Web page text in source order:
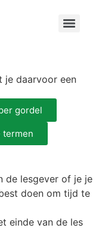
je daarvoor een
gordel
termen
de lesgever of je je
doen om tijd te
einde van de les